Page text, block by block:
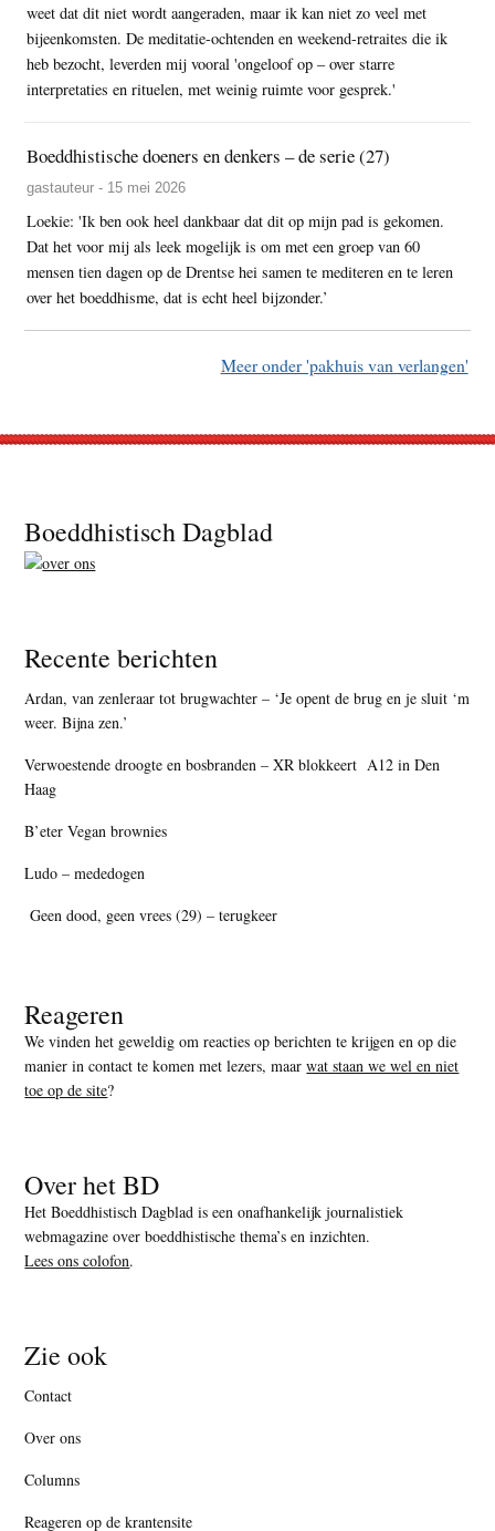
weet dat dit niet wordt aangeraden, maar ik kan niet zo veel met
bijeenkomsten. De meditatie-ochtenden en weekend-retraites die ik
heb bezocht, leverden mij vooral 'ongeloof op – over starre
interpretaties en rituelen, met weinig ruimte voor gesprek.'
Boeddhistische doeners en denkers – de serie (27)
gastauteur - 15 mei 2026
Loekie: 'Ik ben ook heel dankbaar dat dit op mijn pad is gekomen.
Dat het voor mij als leek mogelijk is om met een groep van 60
mensen tien dagen op de Drentse hei samen te mediteren en te leren
over het boeddhisme, dat is echt heel bijzonder.’
Meer onder 'pakhuis van verlangen'
Footer
Boeddhistisch Dagblad
Recente berichten
Ardan, van zenleraar tot brugwachter – ‘Je opent de brug en je sluit ‘m
weer. Bijna zen.’
Verwoestende droogte en bosbranden – XR blokkeert A12 in Den
Haag
B’eter Vegan brownies
Ludo – mededogen
Geen dood, geen vrees (29) – terugkeer
Reageren
We vinden het geweldig om reacties op berichten te krijgen en op die
manier in contact te komen met lezers, maarwat staan we wel en niet
toe op de site?
Over het BD
Het Boeddhistisch Dagblad is een onafhankelijk journalistiek
webmagazine over boeddhistische thema’s en inzichten.
Lees ons colofon.
Zie ook
Contact
Over ons
Columns
Reageren op de krantensite